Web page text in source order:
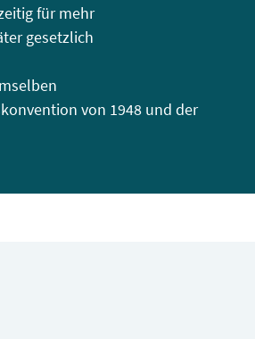
für mehr
gesetzlich
von 1948 und der